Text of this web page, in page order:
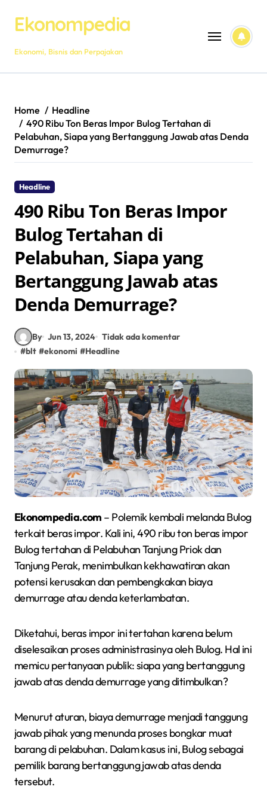
contentEkonompedia
Ekonomi, Bisnis dan Perpajakan
Home
Headline
490 Ribu Ton Beras Impor Bulog Tertahan di
Pelabuhan, Siapa yang Bertanggung Jawab atas Denda
Demurrage?
Headline
490 Ribu Ton Beras Impor
Bulog Tertahan di
Pelabuhan, Siapa yang
Bertanggung Jawab atas
Denda Demurrage?
By Jun 13, 2024 Tidak ada komentar
#blt #ekonomi #Headline
Ekonompedia.com – Polemik kembali melanda Bulog
terkait beras impor. Kali ini, 490 ribu ton beras impor
Bulog tertahan di Pelabuhan Tanjung Priok dan
Tanjung Perak, menimbulkan kekhawatiran akan
potensi kerusakan dan pembengkakan biaya
demurrage atau denda keterlambatan.
Diketahui, beras impor ini tertahan karena belum
diselesaikan proses administrasinya oleh Bulog. Hal ini
memicu pertanyaan publik: siapa yang bertanggung
jawab atas denda demurrage yang ditimbulkan?
Menurut aturan, biaya demurrage menjadi tanggung
jawab pihak yang menunda proses bongkar muat
barang di pelabuhan. Dalam kasus ini, Bulog sebagai
pemilik barang bertanggung jawab atas denda
tersebut.